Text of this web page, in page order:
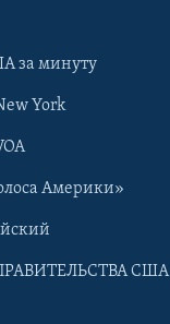
за минуту
York
Америки»
США